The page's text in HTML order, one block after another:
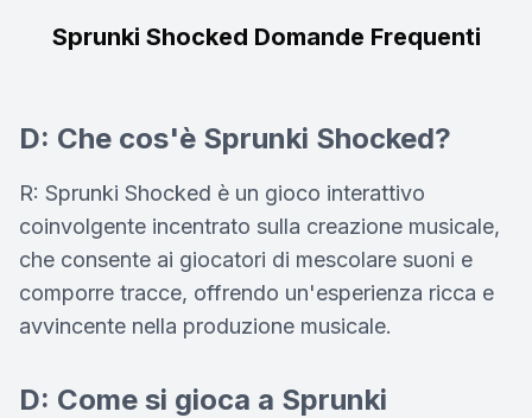
Sprunki Shocked Domande Frequenti
D: Che cos'è Sprunki Shocked?
R: Sprunki Shocked è un gioco interattivo
coinvolgente incentrato sulla creazione musicale,
che consente ai giocatori di mescolare suoni e
comporre tracce, offrendo un'esperienza ricca e
avvincente nella produzione musicale.
D: Come si gioca a Sprunki